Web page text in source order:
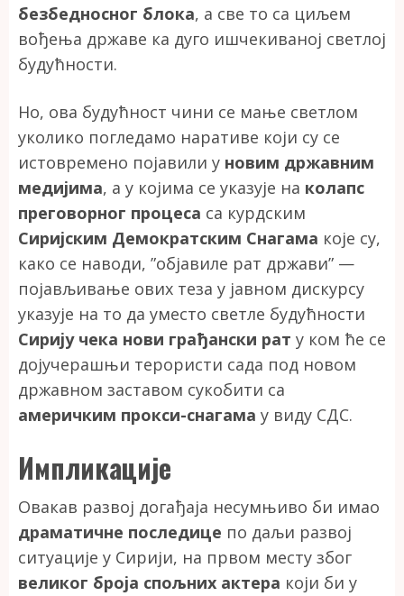
безбедносног блока, а све то са циљем
вођења државе ка дуго ишчекиваној светлој
будућности.
Но, ова будућност чини се мање светлом
уколико погледамо наративе који су се
истовремено појавили у новим државним
медијима, а у којима се указује на колапс
преговорног процеса са курдским
Сиријским Демократским Снагама које су,
како се наводи, ”објавиле рат држави” —
појављивање ових теза у јавном дискурсу
указује на то да уместо светле будућности
Сирију чека нови грађански рат у ком ће се
дојучерашњи терористи сада под новом
државном заставом сукобити са
америчким прокси-снагама у виду СДС.
Импликације
Овакав развој догађаја несумњиво би имао
драматичне последице по даљи развој
ситуације у Сирији, на првом месту због
великог броја спољних актера који би у